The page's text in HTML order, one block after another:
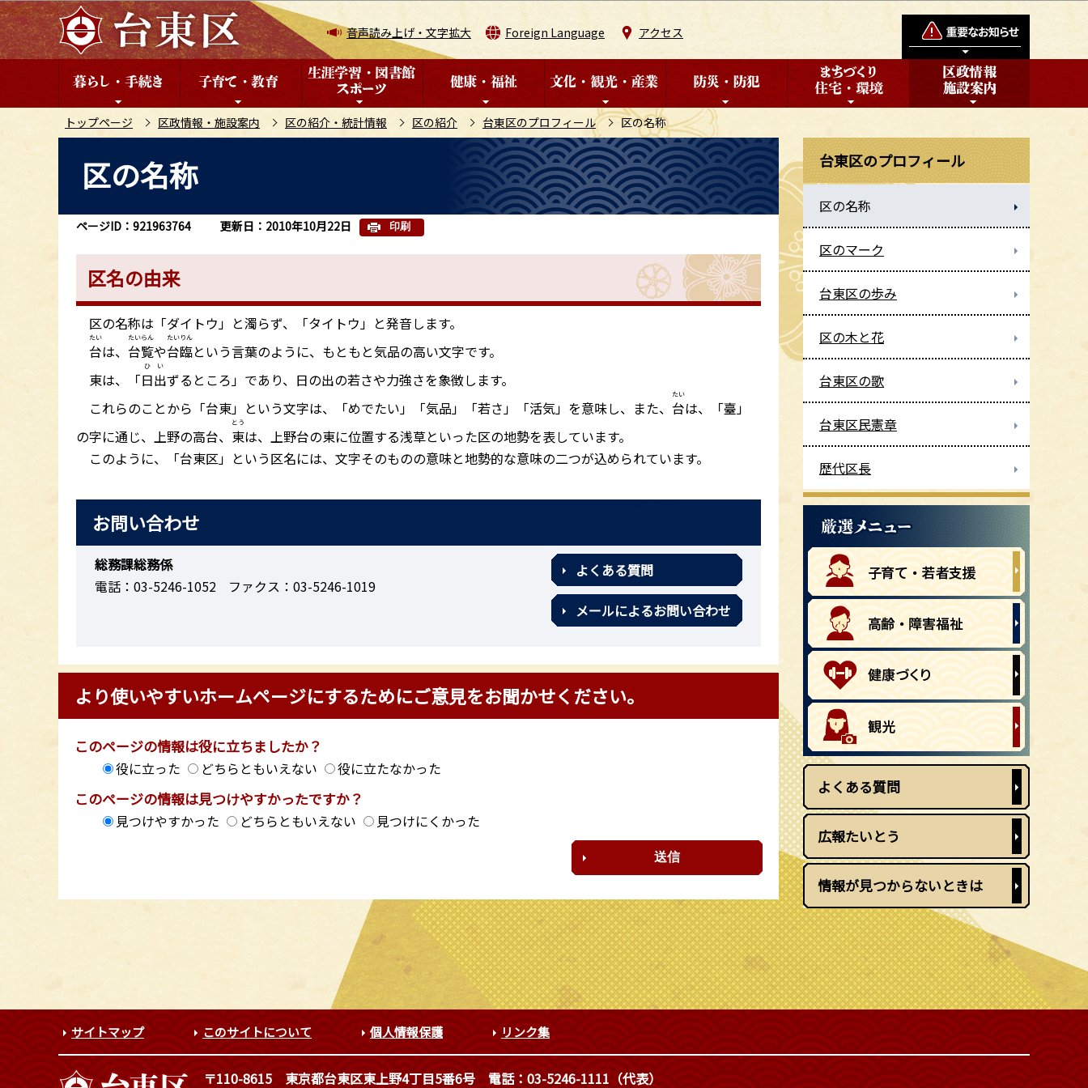
こ
の
ペ
音声読み上げ・文字拡大 Foreign Language アクセス
トップページ 区政情報・施設案内 区の紹介・統計情報 区の紹介 台東区のプロフィール 区の名称
こ
区の名称
ページID：921963764 更新日：2010年10月22日 印刷
区名の由来
区の名称は「ダイトウ」と濁らず、「タイトウ」と発音します。
台
たい
は、台覧
たいらん
や台臨
たいりん
という言葉のように、もともと気品の高い文字です。
東は、「日出
ひい
ずるところ」であり、日の出の若さや力強さを象徴します。
これらのことから「台東」という文字は、「めでたい」「気品」「若さ」「活気」を意味し、また、台
たい
は、「臺」
の字に通じ、上野の高台、 東
とう
は、上野台の東に位置する浅草といった区の地勢を表しています。
このように、「台東区」という区名には、文字そのものの意味と地勢的な意味の二つが込められています。
お問い合わせ
総務課総務係
電話：03-5246-1052
ファクス：03-5246-1019
よくある質問
メールによるお問い合わせ
より使いやすいホームページにするためにご意見をお聞かせください。
このページの情報は役に立ちましたか？
役に立った どちらともいえない 役に立たなかった
このページの情報は見つけやすかったですか？
見つけやすかった どちらともいえない 見つけにくかった
台東区のプロフィール
区の名称
区のマーク
台東区の歩み
区の木と花
台東区の歌
台東区民憲章
歴代区長
よくある質問
広報たいとう
情報が見つからないときは
サイトマップ このサイトについて 個人情報保護 リンク集
〒110-8615 東京都台東区東上野4丁目5番6号 電話：03-5246-1111（代表）